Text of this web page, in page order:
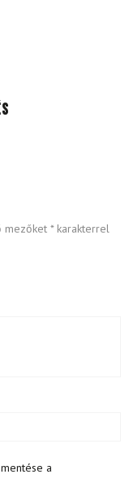
mezőket *karakterrel
a